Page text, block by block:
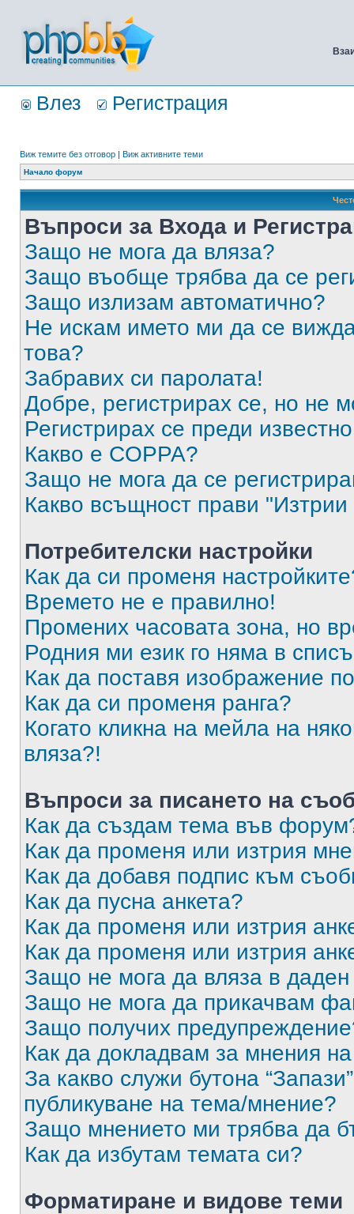
Влез Регистрация
Виж темите без отговор | Виж активните теми
Начало форум
Въпроси за Входа и
Защо не мога да вляза?
Защо въобще трябва да се
Защо излизам автоматично?
Не искам името ми да се
това?
Забравих си паролата!
Добре, регистрирах се, но не
Регистрирах се преди
Какво е COPPA?
Защо не мога да се
Какво всъщност прави "Изтрии
Потребителски настройки
Как да си променя
Времето не е правилно!
Промених часовата зона, но
Родния ми език го няма в
Как да поставя изображение
Как да си променя ранга?
Когато кликна на мейла на
вляза?!
Въпроси за писането на
Как да създам тема във
Как да променя или изтрия
Как да добавя подпис към
Как да пусна анкета?
Как да променя или изтрия
Как да променя или изтрия
Защо не мога да вляза в
Защо не мога да прикачвам
Защо получих
Как да докладвам за мнения
За какво служи бутона
публикуване на тема/мнение?
Защо мнението ми трябва да
Как да избутам темата си?
Форматиране и видове теми